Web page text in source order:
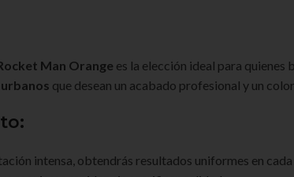
Man Orange es la elección ideal para quienes
que desean un acabado profesional y un
intensa, obtendrás resultados uniformes en